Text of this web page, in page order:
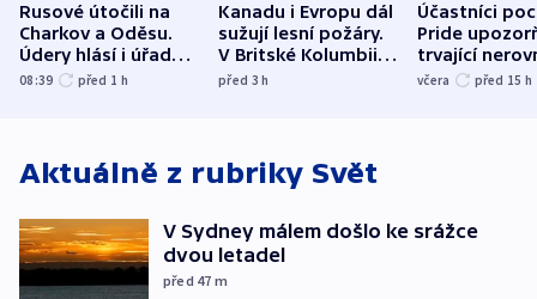
Rusové útočili na
Charkov a Oděsu.
Údery hlásí i úřady v
Bělgorodu
08:39 před 1 h
Kanadu i Evropu dál
sužují lesní požáry.
V Britské Kolumbii
evakuovali tisíce lidí
před 3h
Účastníci
Pride
trvající
včera před 15 h
Aktuálně z rubriky Svět
V Sydney málem došlo ke srážce
dvou letadel
před 47 m